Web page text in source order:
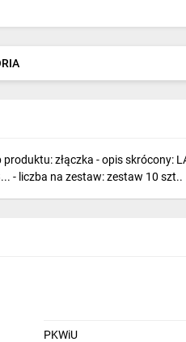
produktu: złączka - opis
- liczba na zestaw: zestaw 10 szt..
PKWiU